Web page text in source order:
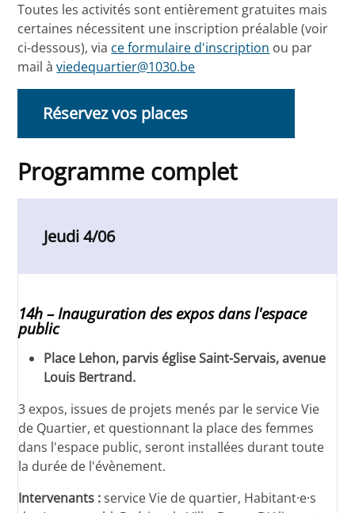
Toutes les activités sont entièrement gratuites mais
certaines nécessitent une inscription préalable (voir
ci-dessous), via ce formulaire d'inscription ou par
mail àviedequartier@1030.be
Réservez vos places
Programme complet
Jeudi 4/06
14h – Inauguration des expos dans l'espace
public
Place Lehon, parvis église Saint-Servais, avenue
Louis Bertrand.
3 expos, issues de projets menés par le service Vie
de Quartier, et questionnant la place des femmes
dans l'espace public, seront installées durant toute
la durée de l'évènement.
Intervenants :service Vie de quartier, Habitant·e·s